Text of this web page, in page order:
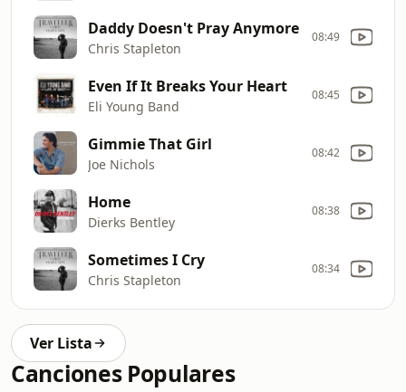
Daddy Doesn't Pray Anymore
Chris Stapleton
08:49
Even If It Breaks Your Heart
Eli Young Band
08:45
Gimmie That Girl
Joe Nichols
08:42
Home
Dierks Bentley
08:38
Sometimes I Cry
Chris Stapleton
08:34
Ver Lista
Canciones Populares